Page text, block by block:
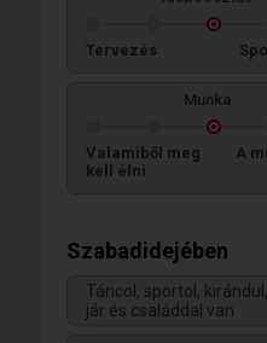
Tervezés
Munka
Valamiből meg
kell élni
A
Szabadidejében
Táncol, sportol,
jár és családdal van